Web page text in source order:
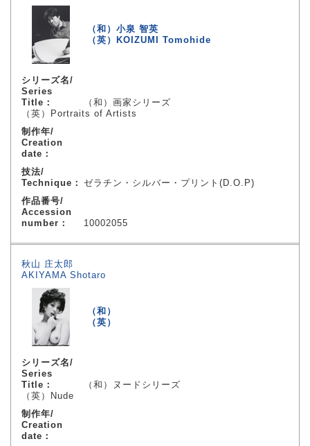
（和）小泉 智英
（英）KOIZUMI Tomohide
シリーズ名/
Series
Title：
（和）画家シリーズ
（英）Portraits of Artists
制作年/
Creation
date：
技法/
Technique： ゼラチン・シルバー・プリント(D.O.P)
作品番号/
Accession
number：
10002055
秋山 庄太郎
AKIYAMA Shotaro
（和）
（英）
シリーズ名/
Series
Title：
（和）ヌードシリーズ
（英）Nude
制作年/
Creation
date：